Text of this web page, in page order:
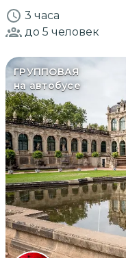
3 часа
до 5 человек
ГРУППОВАЯ
на автобусе